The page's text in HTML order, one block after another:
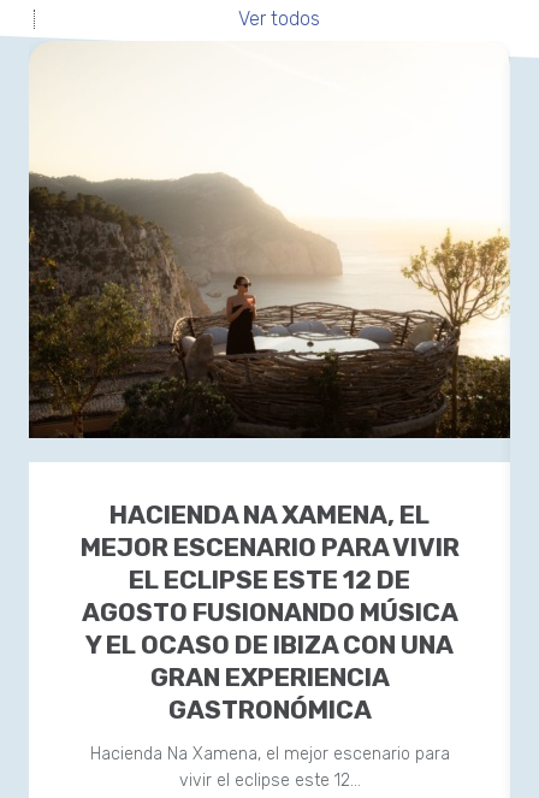
Ver todos
HACIENDA NA XAMENA, EL
MEJOR ESCENARIO PARA VIVIR
EL ECLIPSE ESTE 12 DE
AGOSTO FUSIONANDO MÚSICA
Y EL OCASO DE IBIZA CON UNA
GRAN EXPERIENCIA
GASTRONÓMICA
Hacienda Na Xamena, el mejor escenario para
vivir el eclipse este 12…